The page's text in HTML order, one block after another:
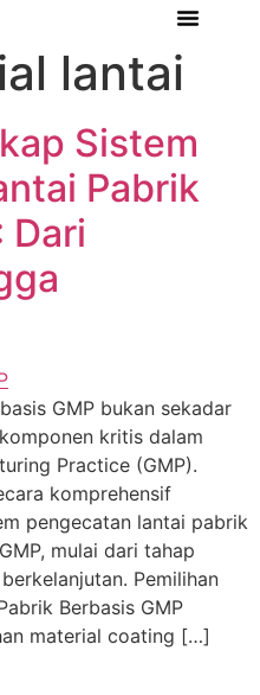
lantai
Sistem
Pabrik
Dari
GMP bukan sekadar
kritis dalam
Practice (GMP).
komprehensif
pengecatan lantai pabrik
mulai dari tahap
Pemilihan
Berbasis GMP
material coating […]